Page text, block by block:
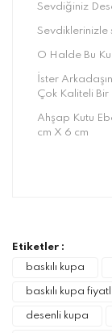
Sevdiğiniz
Sevdiklerinizle
O Halde Bu
İster
Çok Kaliteli Bir
Ahşap Kutu
cm X 6 cm
Görüş ve
Ürün
Ürün
Etiketler :
baskılı kupa
baskılı kupa
desenli kupa